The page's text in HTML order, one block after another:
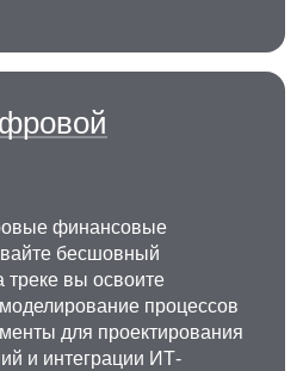
финансовые
бесшовный
треке вы освоите
процессов
для проектирования
и интеграции ИТ-